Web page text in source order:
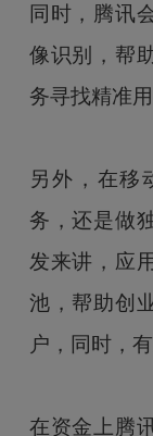
同时，腾讯
像识别，帮
务寻找精准用
另外，在移
务，还是做
发来讲，应
池，帮助创
户，同时，
在资金上腾